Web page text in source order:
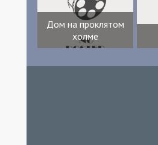
Дом на проклятом
холме